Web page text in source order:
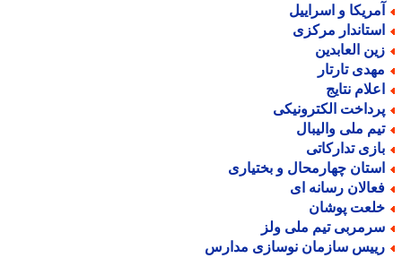
و اسراییل
مرکزی
العابدین
تارتار
نتایج
الکترونیکی
ملی والیبال
تدارکاتی
چهارمحال و بختیاری
رسانه ای
پوشان
تیم ملی ولز
سازمان نوسازی مدارس